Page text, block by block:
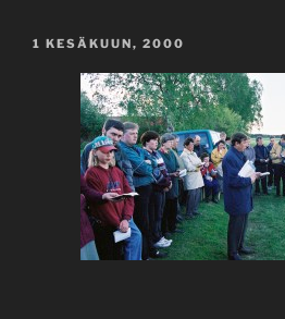
JULKAISTU
1 KESÄKUUN, 2000